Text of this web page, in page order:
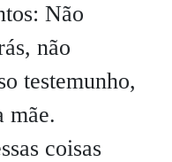
Não
não
testemunho,
mãe.
coisas